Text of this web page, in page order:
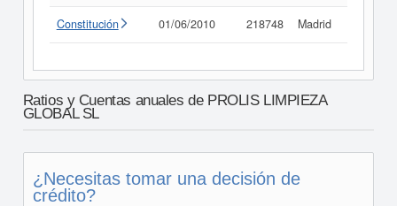
Constitución 01/06/2010 218748 Madrid
Ratios y Cuentas anuales de PROLIS LIMPIEZA
GLOBAL SL
¿Necesitas tomar una decisión de
crédito?